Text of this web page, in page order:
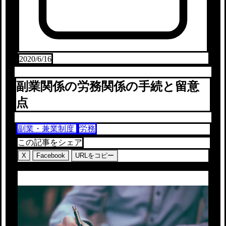
2020/6/16
副業関係の労務関係の手続と留意
点
副業・兼業制度 労務
この記事をシェア
X Facebook URLをコピー